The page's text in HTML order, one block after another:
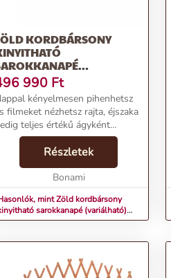
KORDBÁRSONY
TORI –
SELECTION
990 Ft
kényelmesen pihenhetsz
filmeket nézhetsz rajta, éjszaka
teljes értékű ágyként
használhatod, vendégeid számára
is. A Tori kordbársony kinyitható
kanapé a közepesen kemény
ülőpárnának és...
Részletek
Bonami
mint Zöld kordbársony
sarokkanapé (variálható)
– Bonami Selection